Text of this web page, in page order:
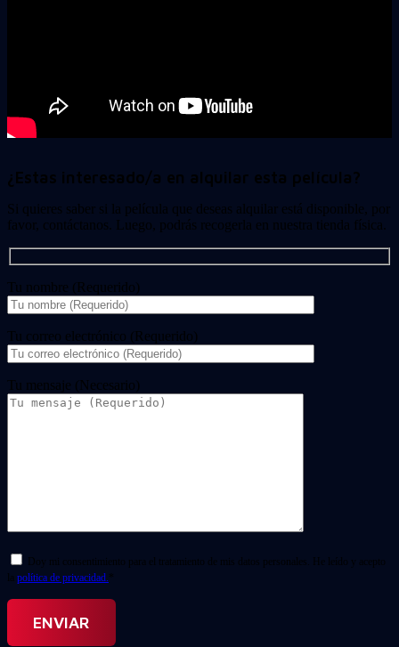
¿Estas interesado/a en alquilar esta película?
Si quieres saber si la película que deseas alquilar está disponible, por
favor, contáctanos. Luego, podrás recogerla en nuestra tienda física.
Tu nombre (Requerido)
Tu correo electrónico (Requerido)
Tu mensaje (Necesario)
Doy mi consentimiento para el tratamiento de mis datos personales. He leído y acepto
la política de privacidad. *